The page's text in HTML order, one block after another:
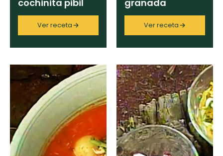
cochinita pibil
Ver receta
granada
Ver receta